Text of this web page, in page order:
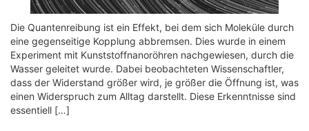
Die Quantenreibung ist ein Effekt, bei dem sich Moleküle durch
eine gegenseitige Kopplung abbremsen. Dies wurde in einem
Experiment mit Kunststoffnanoröhren nachgewiesen, durch die
Wasser geleitet wurde. Dabei beobachteten Wissenschaftler,
dass der Widerstand größer wird, je größer die Öffnung ist, was
einen Widerspruch zum Alltag darstellt. Diese Erkenntnisse sind
essentiell […]